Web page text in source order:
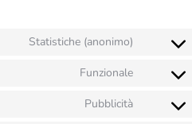
Statistiche (anonimo)
Consent
Funzionale
Consent
Pubblicità
Consent